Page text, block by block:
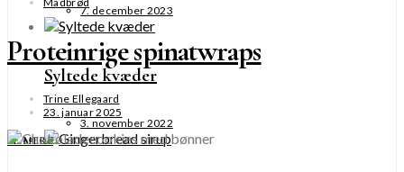
7. december 2023
Syltede kvæder
3. november 2022
Proteinrige spinatwraps
Trine Ellegaard
23. januar 2025
SE MERE